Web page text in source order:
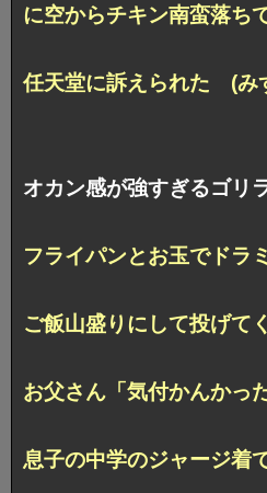
に空からチキン南蛮落
任天堂に訴えられた (み
オカン感が強すぎるゴリ
フライパンとお玉でド
ご飯山盛りにして投げ
お父さん「気付かんか
息子の中学のジャージ